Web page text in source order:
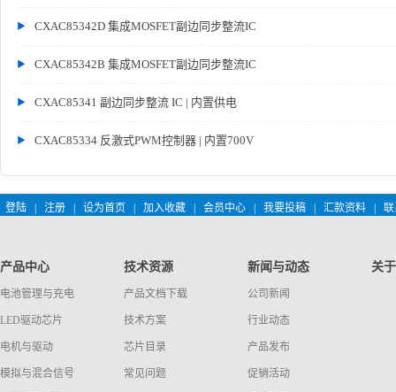
CXAC85342D 集成MOSFET副边同步整流IC
CXAC85342B 集成MOSFET副边同步整流IC
CXAC85341 副边同步整流 IC | 内置供电
CXAC85334 反激式PWM控制器 | 内置700V
登陆 注册 设为首页 加入收藏 会员中心 我要投稿 汇款资料
产品中心
电池管理与充电
LED驱动芯片
电机与驱动
模拟与混合信号
技术资源
产品文档下载
技术方案
芯片目录
常见问题
新闻与动态
公司新闻
行业动态
产品发布
促销活动
关